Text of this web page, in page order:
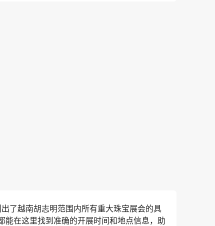
了越南胡志明范围内所有重大珠宝展会的具
在这里找到准确的开展时间和地点信息，助